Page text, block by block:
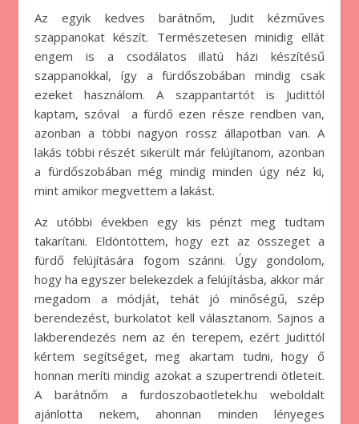
Az egyik kedves barátnőm, Judit kézműves
szappanokat készít. Természetesen minidig ellát
engem is a csodálatos illatú házi készítésű
szappanokkal, így a fürdőszobában mindig csak
ezeket használom. A szappantartót is Judittól
kaptam, szóval a fürdő ezen része rendben van,
azonban a többi nagyon rossz állapotban van. A
lakás többi részét sikerült már felújítanom, azonban
a fürdőszobában még mindig minden úgy néz ki,
mint amikor megvettem a lakást.
Az utóbbi években egy kis pénzt meg tudtam
takarítani. Eldöntöttem, hogy ezt az összeget a
fürdő felújítására fogom szánni. Úgy gondolom,
hogy ha egyszer belekezdek a felújításba, akkor már
megadom a módját, tehát jó minőségű, szép
berendezést, burkolatot kell választanom. Sajnos a
lakberendezés nem az én terepem, ezért Judittól
kértem segítséget, meg akartam tudni, hogy ő
honnan meríti mindig azokat a szupertrendi ötleteit.
A barátnőm a furdoszobaotletek.hu weboldalt
ajánlotta nekem, ahonnan minden lényeges